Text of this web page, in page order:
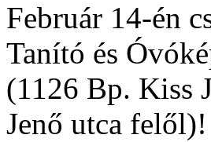
Február 14-én
Tanító és
(1126 Bp. Kiss
Jenő utca felől)!